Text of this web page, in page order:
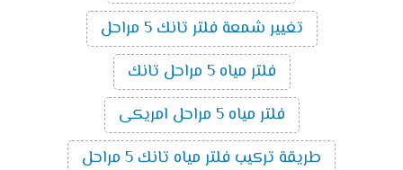
تغيير شمعة فلتر تانك 5 مراحل
فلتر مياه 5 مراحل تانك
فلتر مياه 5 مراحل امريكى
طريقة تركيب فلتر مياه تانك 5 مراحل